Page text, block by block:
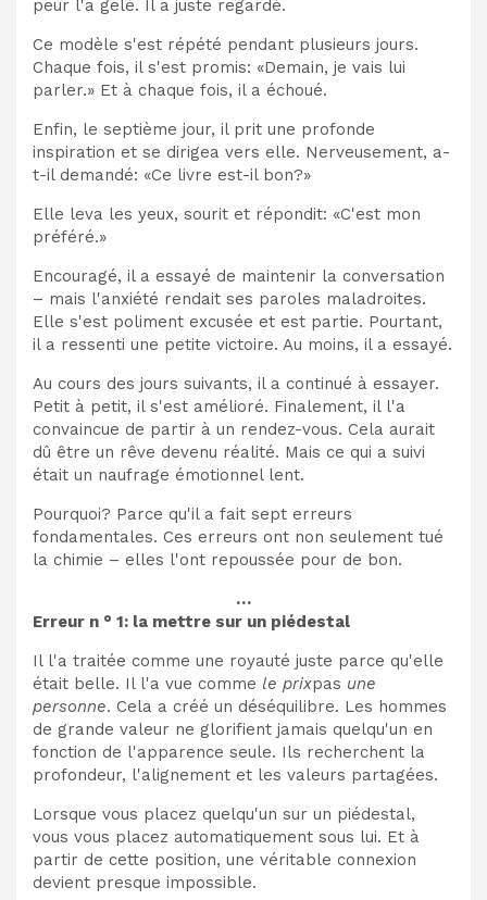
peur l'a gelé. Il a juste regardé.
Ce modèle s'est répété pendant plusieurs jours.
Chaque fois, il s'est promis: «Demain, je vais lui
parler.» Et à chaque fois, il a échoué.
Enfin, le septième jour, il prit une profonde
inspiration et se dirigea vers elle. Nerveusement, a-
t-il demandé: «Ce livre est-il bon?»
Elle leva les yeux, sourit et répondit: «C'est mon
préféré.»
Encouragé, il a essayé de maintenir la conversation
– mais l'anxiété rendait ses paroles maladroites.
Elle s'est poliment excusée et est partie. Pourtant,
il a ressenti une petite victoire. Au moins, il a essayé.
Au cours des jours suivants, il a continué à essayer.
Petit à petit, il s'est amélioré. Finalement, il l'a
convaincue de partir à un rendez-vous. Cela aurait
dû être un rêve devenu réalité. Mais ce qui a suivi
était un naufrage émotionnel lent.
Pourquoi? Parce qu'il a fait sept erreurs
fondamentales. Ces erreurs ont non seulement tué
la chimie – elles l'ont repoussée pour de bon.
…
Erreur n ° 1: la mettre sur un piédestal
Il l'a traitée comme une royauté juste parce qu'elle
était belle. Il l'a vue comme le prixpas une
personne. Cela a créé un déséquilibre. Les hommes
de grande valeur ne glorifient jamais quelqu'un en
fonction de l'apparence seule. Ils recherchent la
profondeur, l'alignement et les valeurs partagées.
Lorsque vous placez quelqu'un sur un piédestal,
vous vous placez automatiquement sous lui. Et à
partir de cette position, une véritable connexion
devient presque impossible.